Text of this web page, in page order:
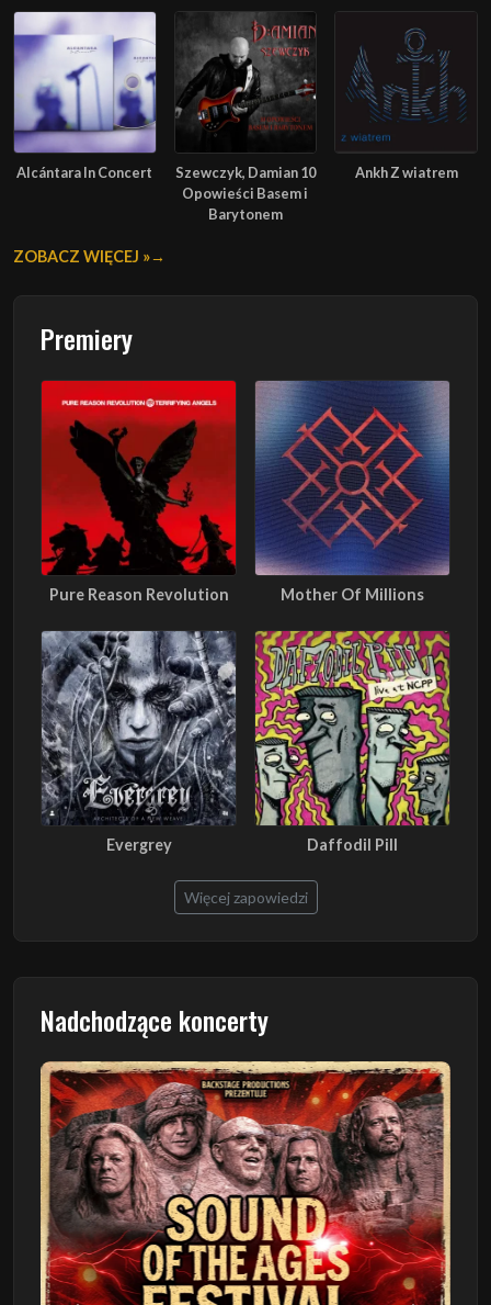
Alcántara In Concert
Szewczyk, Damian 10
Opowieści Basem i
Barytonem
Ankh Z wiatrem
ZOBACZ WIĘCEJ »
Premiery
Pure Reason Revolution Mother Of Millions
Evergrey Daffodil Pill
Więcej zapowiedzi
Nadchodzące koncerty
Poprzedni Następny